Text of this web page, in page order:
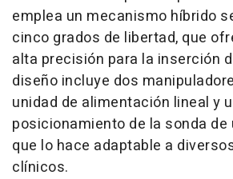
emplea un mecanismo híbrido
cinco grados de libertad, que
alta precisión para la inserción
diseño incluye dos
unidad de alimentación lineal y
posicionamiento de la sonda de
que lo hace adaptable a
clínicos.